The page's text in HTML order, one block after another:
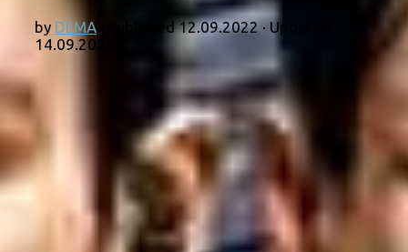
by DEMA · Published12.09.2022· Updated
14.09.2022